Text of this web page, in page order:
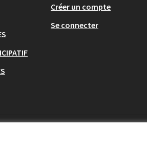
Créer un compte
Se connecter